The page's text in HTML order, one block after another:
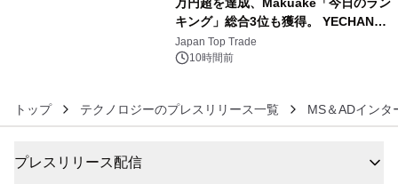
キング」総合3位も獲得。 YECHAN音
浴シンギングボウル第2弾の大型サイ
ズ（XL・2XL・3XL）を先行販売中
Japan Top Trade
10時間前
トップ テクノロジーのプレスリリース一覧 MS＆ADインタ
プレスリリース配信